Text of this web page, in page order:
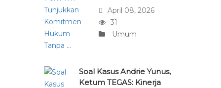
April 08, 2026
31
Umum
Soal Kasus Andrie Yunus,
Ketum TEGAS: Kinerja